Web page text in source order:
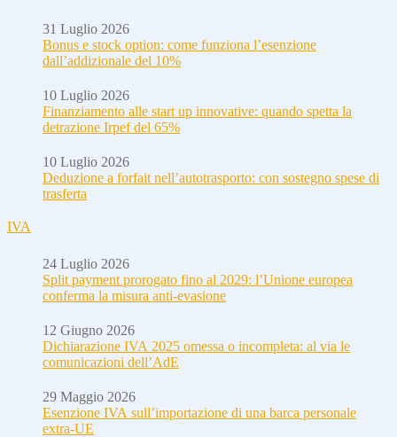
31 Luglio 2026
Bonus e stock option: come funziona l’esenzione
dall’addizionale del 10%
10 Luglio 2026
Finanziamento alle start up innovative: quando spetta la
detrazione Irpef del 65%
10 Luglio 2026
Deduzione a forfait nell’autotrasporto: con sostegno spese di
trasferta
IVA
24 Luglio 2026
Split payment prorogato fino al 2029: l’Unione europea
conferma la misura anti-evasione
12 Giugno 2026
Dichiarazione IVA 2025 omessa o incompleta: al via le
comunicazioni dell’AdE
29 Maggio 2026
Esenzione IVA sull’importazione di una barca personale
extra-UE